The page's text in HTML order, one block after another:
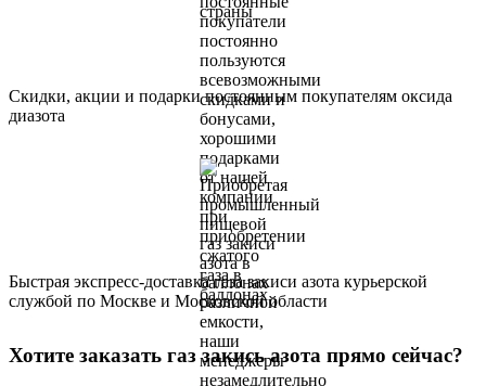
Скидки, акции и подарки постоянным покупателям оксида
диазота
Быстрая экспресс-доставка газа закиси азота курьерской
службой по Москве и Московской области
Хотите заказать газ закись азота прямо сейчас?